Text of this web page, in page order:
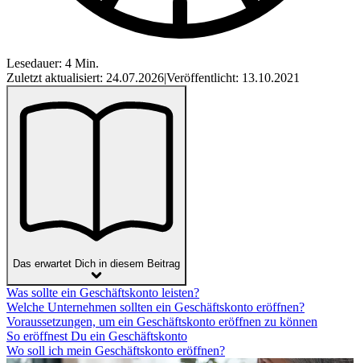
Lesedauer: 4 Min.
Zuletzt aktualisiert: 24.07.2026|Veröffentlicht: 13.10.2021
Das erwartet Dich in diesem Beitrag
Was sollte ein Geschäftskonto leisten?
Welche Unternehmen sollten ein Geschäftskonto eröffnen?
Voraussetzungen, um ein Geschäftskonto eröffnen zu können
So eröffnest Du ein Geschäftskonto
Wo soll ich mein Geschäftskonto eröffnen?